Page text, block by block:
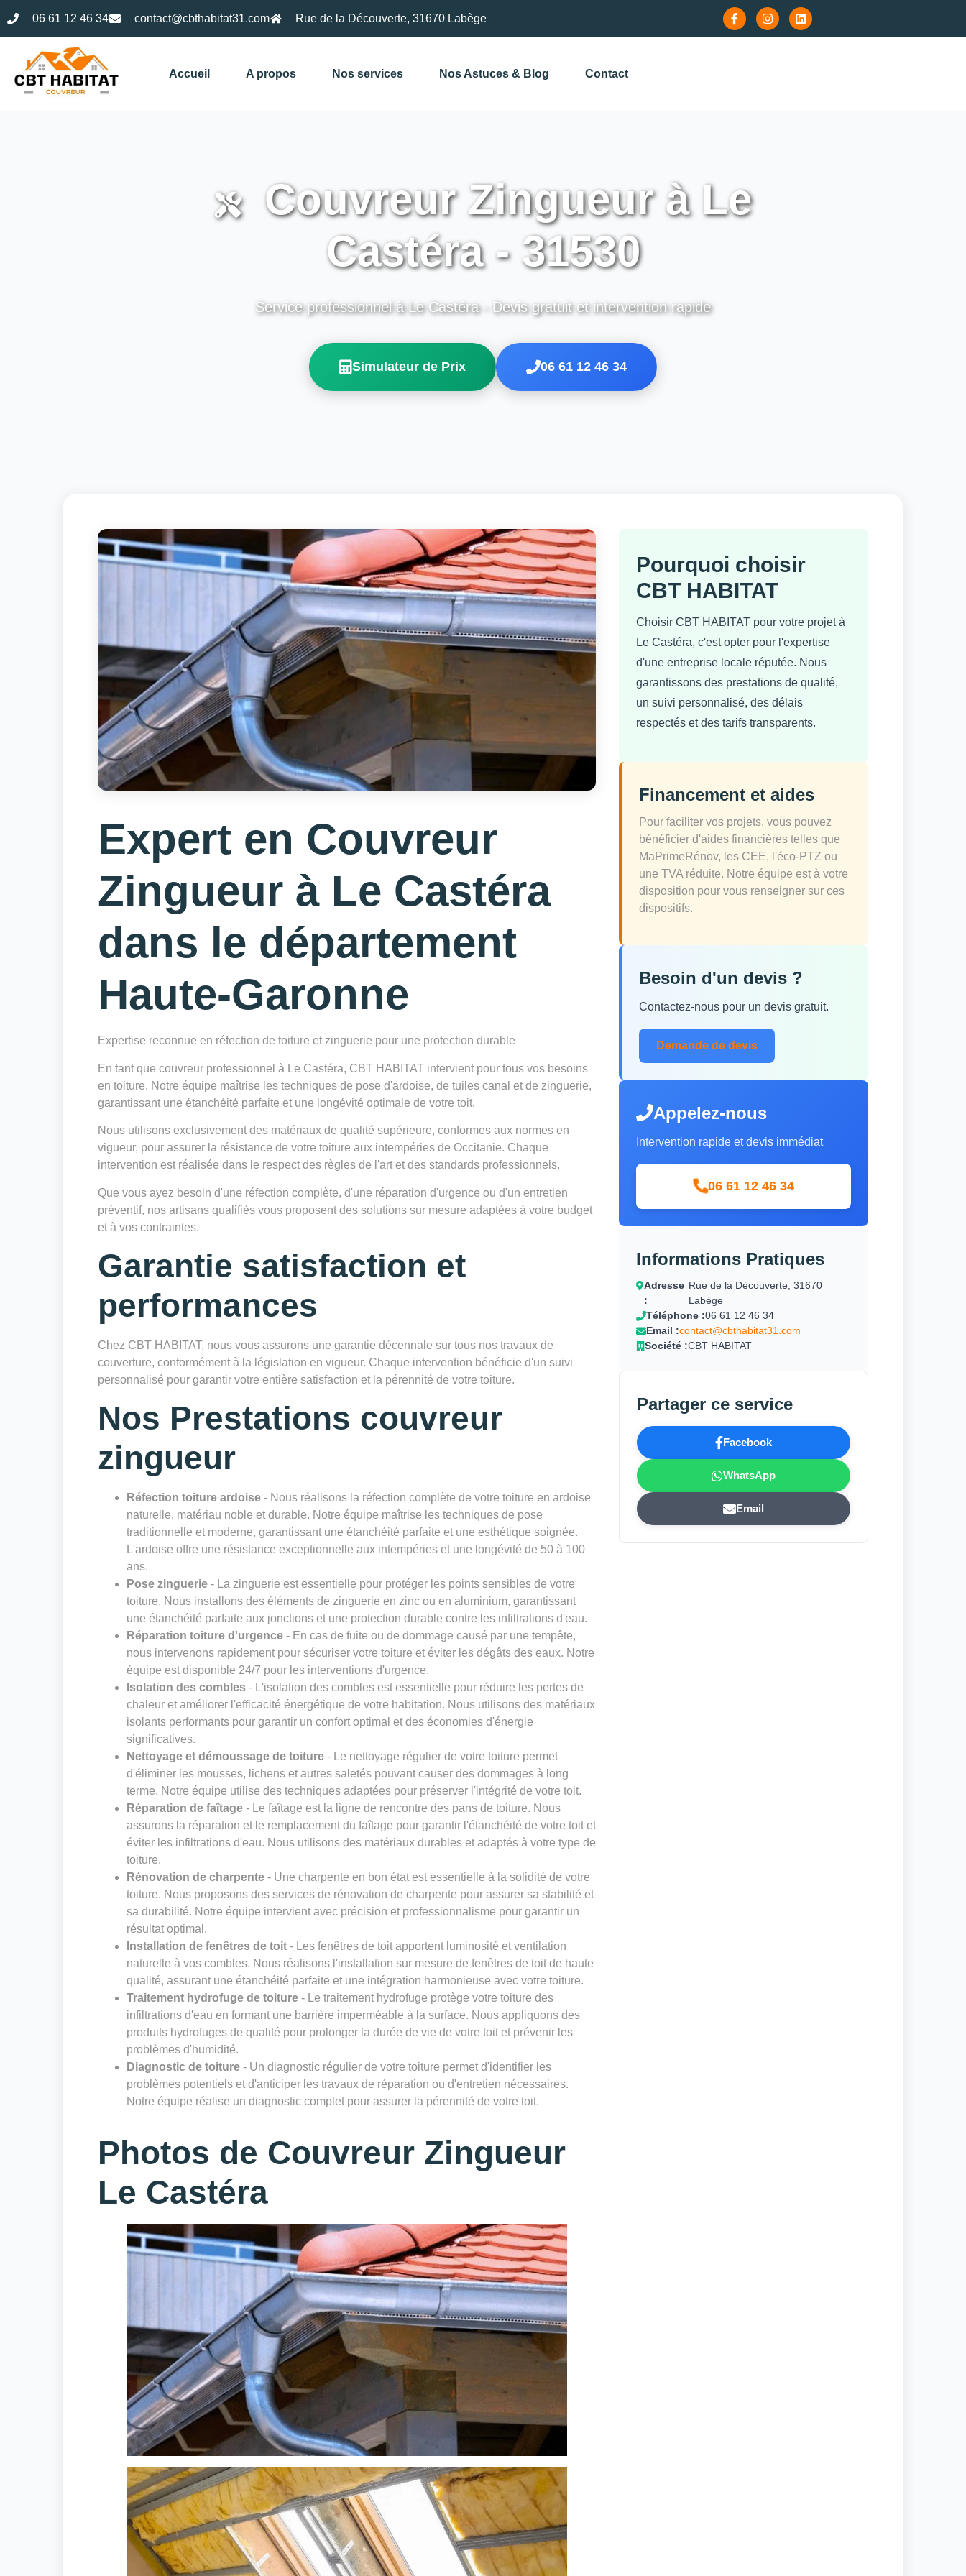
06 61 12 46 34 contact@cbthabitat31.com Rue de la Découverte, 31670 Labège
Accueil A propos Nos services Nos Astuces & Blog Contact
Couvreur Zingueur à Le
Castéra - 31530
Service professionnel à Le Castéra - Devis gratuit et intervention rapide
Simulateur de Prix 06 61 12 46 34
Expert en Couvreur
Zingueur à Le Castéra
dans le département
Haute-Garonne
Expertise reconnue en réfection de toiture et zinguerie pour une protection durable
En tant que couvreur professionnel à Le Castéra, CBT HABITAT intervient pour tous vos besoins
en toiture. Notre équipe maîtrise les techniques de pose d'ardoise, de tuiles canal et de zinguerie,
garantissant une étanchéité parfaite et une longévité optimale de votre toit.
Nous utilisons exclusivement des matériaux de qualité supérieure, conformes aux normes en
vigueur, pour assurer la résistance de votre toiture aux intempéries de Occitanie. Chaque
intervention est réalisée dans le respect des règles de l'art et des standards professionnels.
Que vous ayez besoin d'une réfection complète, d'une réparation d'urgence ou d'un entretien
préventif, nos artisans qualifiés vous proposent des solutions sur mesure adaptées à votre budget
et à vos contraintes.
Garantie satisfaction et
performances
Chez CBT HABITAT, nous vous assurons une garantie décennale sur tous nos travaux de
couverture, conformément à la législation en vigueur. Chaque intervention bénéficie d'un suivi
personnalisé pour garantir votre entière satisfaction et la pérennité de votre toiture.
Nos Prestations couvreur
zingueur
Réfection toiture ardoise - Nous réalisons la réfection complète de votre toiture en ardoise
naturelle, matériau noble et durable. Notre équipe maîtrise les techniques de pose
traditionnelle et moderne, garantissant une étanchéité parfaite et une esthétique soignée.
L'ardoise offre une résistance exceptionnelle aux intempéries et une longévité de 50 à 100
ans.
Pose zinguerie - La zinguerie est essentielle pour protéger les points sensibles de votre
toiture. Nous installons des éléments de zinguerie en zinc ou en aluminium, garantissant
une étanchéité parfaite aux jonctions et une protection durable contre les infiltrations d'eau.
Réparation toiture d'urgence - En cas de fuite ou de dommage causé par une tempête,
nous intervenons rapidement pour sécuriser votre toiture et éviter les dégâts des eaux. Notre
équipe est disponible 24/7 pour les interventions d'urgence.
Isolation des combles - L'isolation des combles est essentielle pour réduire les pertes de
chaleur et améliorer l'efficacité énergétique de votre habitation. Nous utilisons des matériaux
isolants performants pour garantir un confort optimal et des économies d'énergie
significatives.
Nettoyage et démoussage de toiture - Le nettoyage régulier de votre toiture permet
d'éliminer les mousses, lichens et autres saletés pouvant causer des dommages à long
terme. Notre équipe utilise des techniques adaptées pour préserver l'intégrité de votre toit.
Réparation de faîtage - Le faîtage est la ligne de rencontre des pans de toiture. Nous
assurons la réparation et le remplacement du faîtage pour garantir l'étanchéité de votre toit et
éviter les infiltrations d'eau. Nous utilisons des matériaux durables et adaptés à votre type de
toiture.
Rénovation de charpente - Une charpente en bon état est essentielle à la solidité de votre
toiture. Nous proposons des services de rénovation de charpente pour assurer sa stabilité et
sa durabilité. Notre équipe intervient avec précision et professionnalisme pour garantir un
résultat optimal.
Installation de fenêtres de toit - Les fenêtres de toit apportent luminosité et ventilation
naturelle à vos combles. Nous réalisons l'installation sur mesure de fenêtres de toit de haute
qualité, assurant une étanchéité parfaite et une intégration harmonieuse avec votre toiture.
Traitement hydrofuge de toiture - Le traitement hydrofuge protège votre toiture des
infiltrations d'eau en formant une barrière imperméable à la surface. Nous appliquons des
produits hydrofuges de qualité pour prolonger la durée de vie de votre toit et prévenir les
problèmes d'humidité.
Diagnostic de toiture - Un diagnostic régulier de votre toiture permet d'identifier les
problèmes potentiels et d'anticiper les travaux de réparation ou d'entretien nécessaires.
Notre équipe réalise un diagnostic complet pour assurer la pérennité de votre toit.
Photos de Couvreur Zingueur
Le Castéra
Pourquoi choisir
CBT HABITAT
Choisir CBT HABITAT pour votre projet à
Le Castéra, c'est opter pour l'expertise
d'une entreprise locale réputée. Nous
garantissons des prestations de qualité,
un suivi personnalisé, des délais
respectés et des tarifs transparents.
Financement et aides
Pour faciliter vos projets, vous pouvez
bénéficier d'aides financières telles que
MaPrimeRénov, les CEE, l'éco-PTZ ou
une TVA réduite. Notre équipe est à votre
disposition pour vous renseigner sur ces
dispositifs.
Besoin d'un devis ?
Contactez-nous pour un devis gratuit.
Demande de devis
Appelez-nous
Intervention rapide et devis immédiat
06 61 12 46 34
Informations Pratiques
Adresse
:
Rue de la Découverte, 31670
Labège
Téléphone :06 61 12 46 34
Email :contact@cbthabitat31.com
Société :CBT HABITAT
Partager ce service
Facebook
WhatsApp
Email